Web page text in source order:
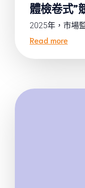
體檢卷式”
2025年，市場
Read more